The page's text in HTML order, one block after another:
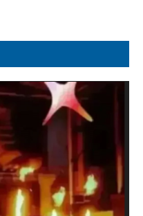
pelo “ciclone bomba” -
Fábio Garcia são
de R$ 308 milhões
da Voepass e comparou